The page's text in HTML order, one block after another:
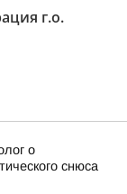
г.о.
о
снюса